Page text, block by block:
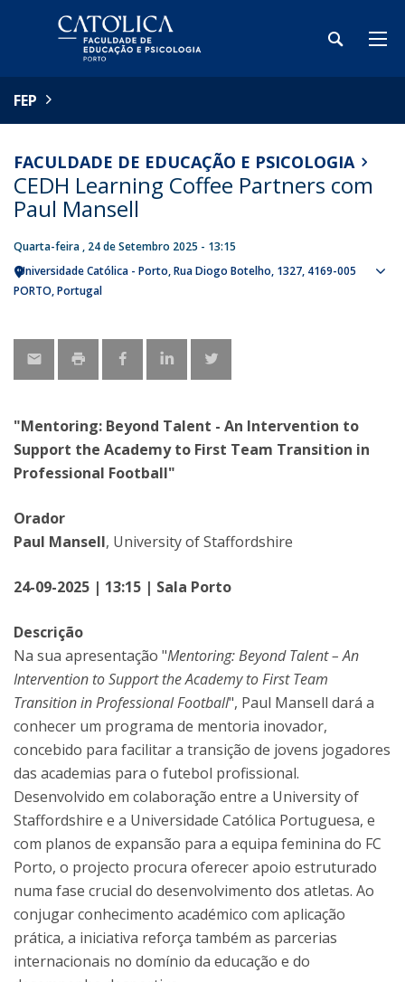
FEP
FACULDADE DE EDUCAÇÃO E PSICOLOGIA
CEDH Learning Coffee Partners com
Paul Mansell
Quarta-feira , 24 de Setembro 2025 - 13:15
Universidade Católica - Porto Rua Diogo Botelho, 1327 4169-005
PORTO Portugal
"Mentoring: Beyond Talent - An Intervention to
Support the Academy to First Team Transition in
Professional Football"
Orador
Paul Mansell, University of Staffordshire
24-09-2025 | 13:15 | Sala Porto
Descrição
Na sua apresentação "Mentoring: Beyond Talent – An
Intervention to Support the Academy to First Team
Transition in Professional Football", Paul Mansell dará a
conhecer um programa de mentoria inovador,
concebido para facilitar a transição de jovens jogadores
das academias para o futebol profissional.
Desenvolvido em colaboração entre a University of
Staffordshire e a Universidade Católica Portuguesa, e
com planos de expansão para a equipa feminina do FC
Porto, o projecto procura oferecer apoio estruturado
numa fase crucial do desenvolvimento dos atletas. Ao
conjugar conhecimento académico com aplicação
prática, a iniciativa reforça também as parcerias
internacionais no domínio da educação e do